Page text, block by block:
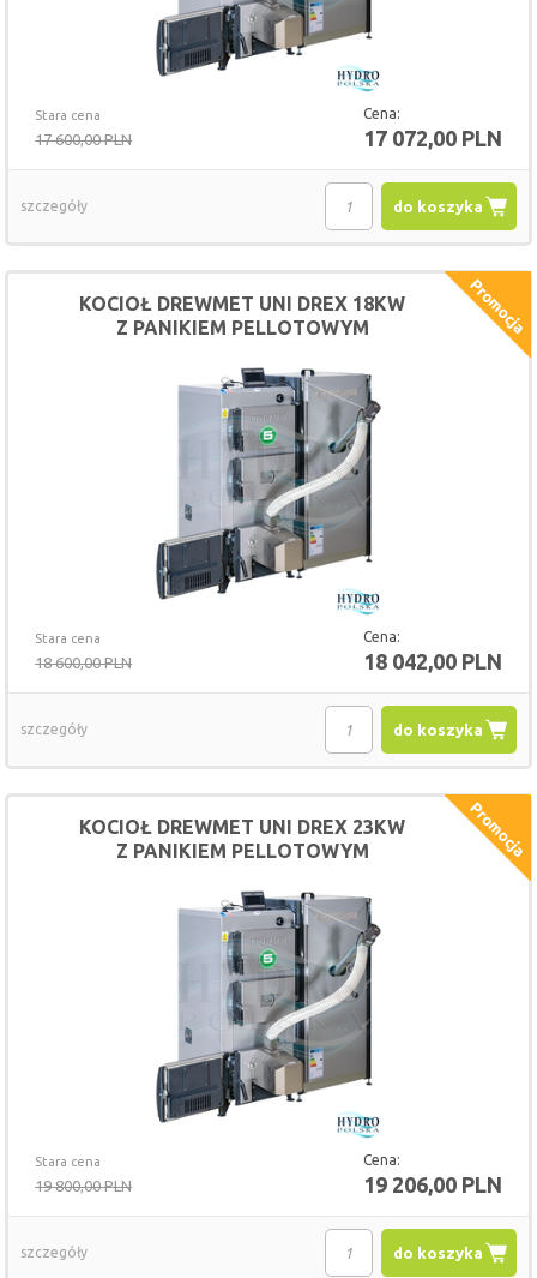
Stara cena
17 600,00 PLN
Cena:
17 072,00 PLN
do koszyka
szczegóły
Stara cena
18 600,00 PLN
Cena:
18 042,00 PLN
KOCIOŁ DREWMET UNI DREX 18KW
Z PANIKIEM PELLOTOWYM
do koszyka
szczegóły
Stara cena
19 800,00 PLN
Cena:
19 206,00 PLN
KOCIOŁ DREWMET UNI DREX 23KW
Z PANIKIEM PELLOTOWYM
do koszyka
szczegóły